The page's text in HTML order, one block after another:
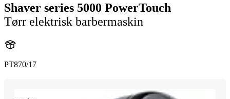
Shaver series 5000 PowerTouch
Tørr elektrisk barbermaskin
PT870/17